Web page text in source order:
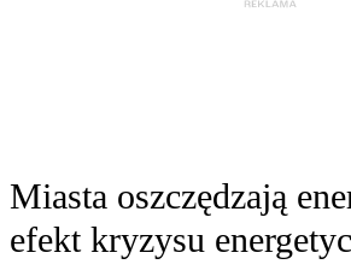
Miasta oszczędzają
efekt kryzysu